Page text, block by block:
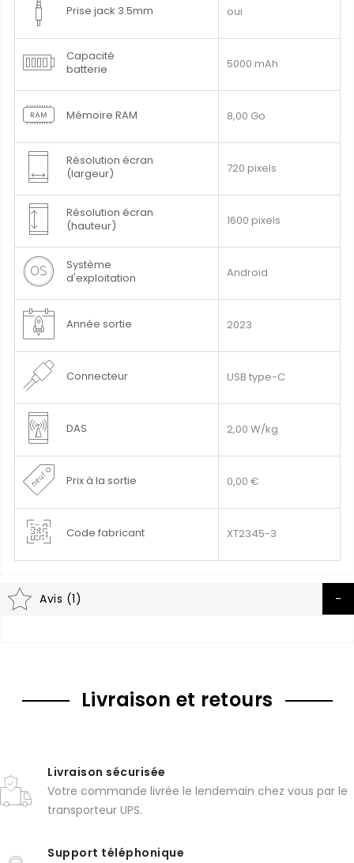
Prise jack 3.5mm oui
Capacité
batterie
5000 mAh
Mémoire RAM 8,00 Go
Résolution écran
(largeur)
720 pixels
Résolution écran
(hauteur)
1600 pixels
Système
d'exploitation
Android
Année sortie 2023
Connecteur USB type-C
DAS 2,00 W/kg
Prix à la sortie 0,00 €
Code fabricant XT2345-3
Avis (1)
Livraison et retours
Livraison sécurisée
Votre commande livrée le lendemain chez vous par le
transporteur UPS.
Support téléphonique